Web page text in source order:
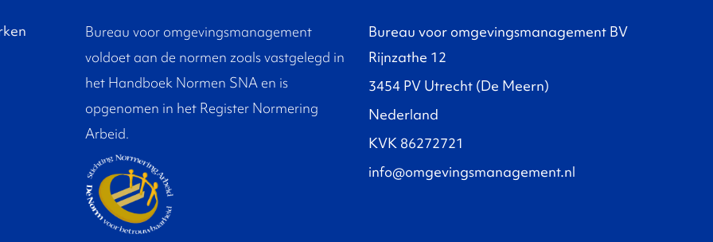
Bureau voor omgevingsmanagement
voldoet aan de normen zoals vastgelegd in
het Handboek Normen SNA en is
opgenomen in het Register Normering
Arbeid.
Bureau voor omgevingsmanagement BV
Rijnzathe 12
3454 PV Utrecht (De Meern)
Nederland
KVK 86272721
info@omgevingsmanagement.nl